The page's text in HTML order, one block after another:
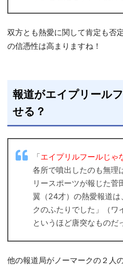
双方とも熱愛に関して肯定も否
の信憑性は高まりますね！
報道がエイプリール
せる？
「エイプリルフールじゃ
各所で噴出したのも無理
リースポーツが報じた菅
翼（24才）の熱愛報道
クのふたりでした」（ワ
というほど唐突なものだ
他の報道局がノーマークの２人